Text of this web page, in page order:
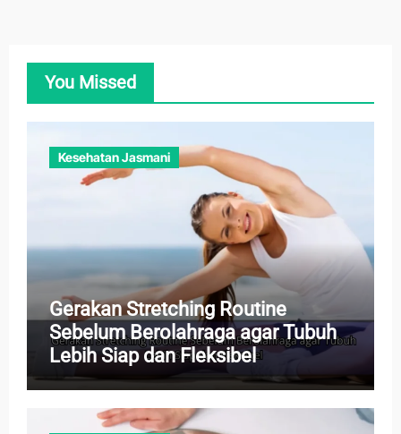
You Missed
Kesehatan Jasmani
Gerakan Stretching Routine
Sebelum Berolahraga agar Tubuh
Lebih Siap dan Fleksibel